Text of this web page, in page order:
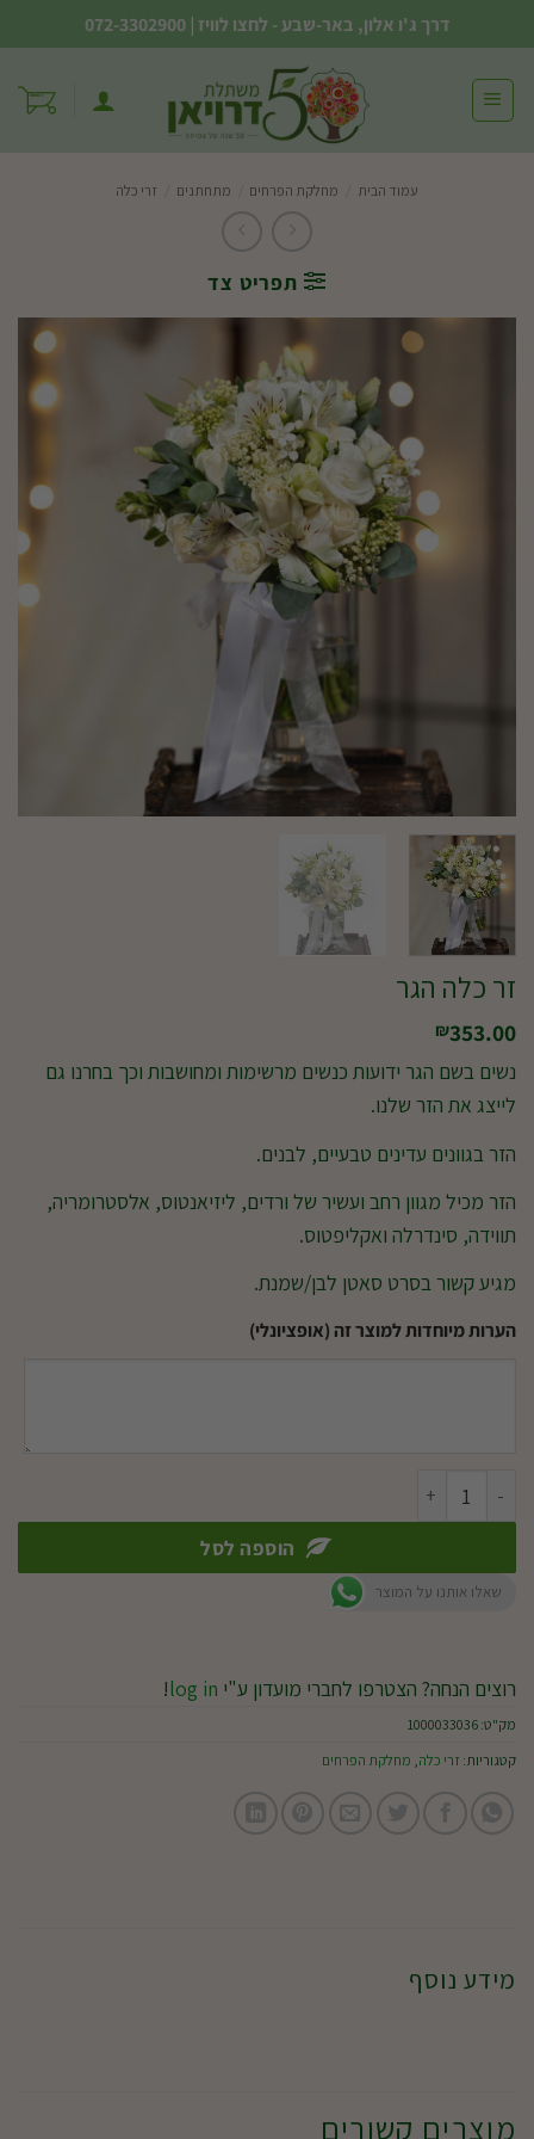
to
content
דרך ג'ו אלון, באר-שבע - לחצו לוויז |
072-3302900
עמוד הבית מחלקת הפרחים מתחתנים זרי כלה
תפריט צד
זר כלה הגר
₪353.00
נשים בשם הגר ידועות כנשים מרשימות ומחושבות וכך בחרנו גם
לייצג את הזר שלנו.
הזר בגוונים עדינים טבעיים, לבנים.
הזר מכיל מגוון רחב ועשיר של ורדים, ליזיאנטוס, אלסטרומריה,
תווידה, סינדרלה ואקליפטוס.
מגיע קשור בסרט סאטן לבן/שמנת.
הערות מיוחדות למוצר זה (אופציונלי)
הוספה לסל
שאלו אותנו על המוצר
רוצים הנחה? הצטרפו לחברי מועדון ע"י log in
!
מק"ט:1000033036
קטגוריות: זרי כלה, מחלקת הפרחים
מידע נוסף
מוצרים קשורים